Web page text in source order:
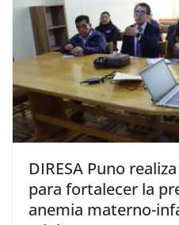
DIRESA Puno
para fortalecer la
anemia materno-